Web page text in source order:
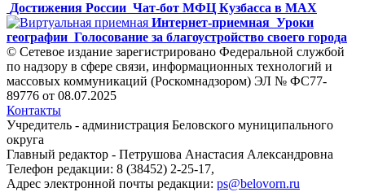
Достижения России Чат-бот МФЦ Кузбасса в MAX
Интернет-приемная Уроки
географии Голосование за благоустройство своего города
© Сетевое издание зарегистрировано Федеральной службой
по надзору в сфере связи, информационных технологий и
массовых коммуникаций (Роскомнадзором) ЭЛ № ФС77-
89776 от 08.07.2025
Контакты
Учредитель - администрация Беловского муниципального
округа
Главный редактор - Петрушова Анастасия Александровна
Телефон редакции: 8 (38452) 2-25-17,
Адрес электронной почты редакции: ps@belovorn.ru